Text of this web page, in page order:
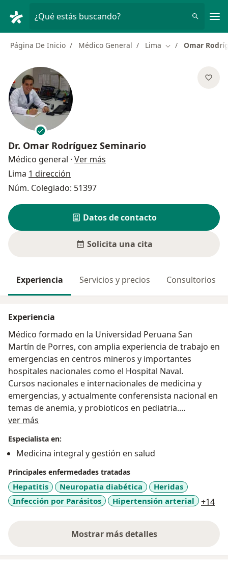
¿Qué estás buscando?
Página De Inicio Médico General Lima Cambiar de
Omar
Dr. Omar Rodríguez Seminario
Médico general · Ver más
Lima 1 dirección
Núm. Colegiado: 51397
Datos de contacto
Solicita una cita
Experiencia Servicios y precios Consultorios
Experiencia
Médico formado en la Universidad Peruana San
Martín de Porres, con amplia experiencia de trabajo en
emergencias en centros mineros y importantes
hospitales nacionales como el Hospital Naval.
Cursos nacionales e internacionales de medicina y
emergencias, y actualmente conferensista nacional en
temas de anemia, y probioticos en pediatria.
Director Médico de compañía Trasnacional.
ver más
Especialista en:
Medicina integral y gestión en salud
Principales enfermedades tratadas
Hepatitis Neuropatia diabética
Heridas
Infección por Parásitos
Hipertensión arterial +14
Mostrar más detalles
sobre la experiencia